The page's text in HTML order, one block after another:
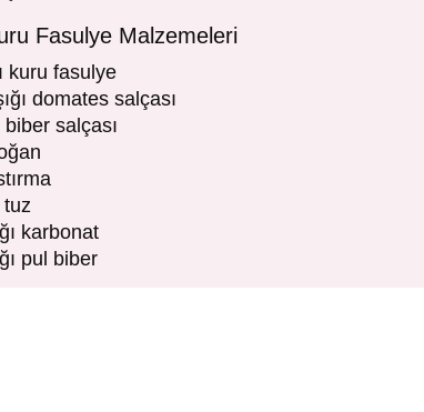
Fasulye Malzemeleri
kuru fasulye
domates salçası
biber salçası
tuz
karbonat
pul biber